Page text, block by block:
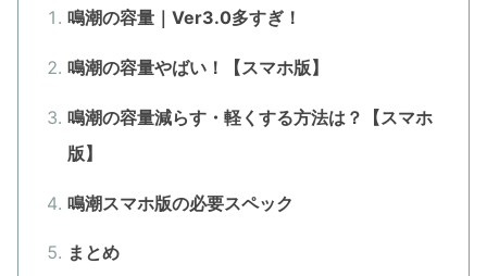
鳴潮の容量｜Ver3.0多すぎ！
鳴潮の容量やばい！【スマホ版】
鳴潮の容量減らす・軽くする方法は？【スマホ
版】
鳴潮スマホ版の必要スペック
まとめ